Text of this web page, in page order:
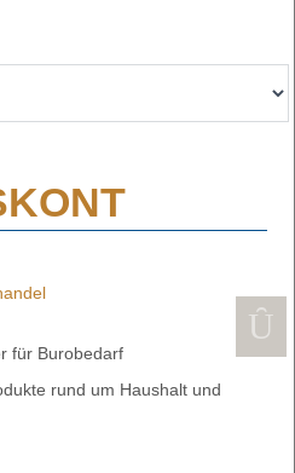
für Burobedarf
rund um Haushalt und